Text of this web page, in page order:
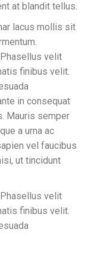
at blandit tellus.
lacus mollis sit
velit
finibus velit.
in consequat
Mauris semper
a urna ac
vel faucibus
ut tincidunt
velit
finibus velit.